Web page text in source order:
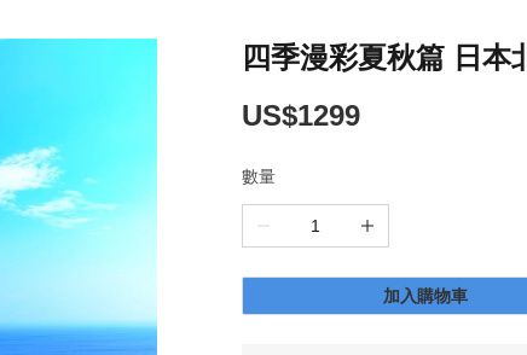
市
澳大利亞 新西蘭
惠旅全球甄選
惠旅甄選火車系列
輕旅行(美洲)
輕旅行(歐洲)
New
中文導遊河輪路線
郵輪品牌專區
國城市
品質 亞洲精選
超值 亞洲精選
品質 歐洲環線
澳大利亞 新西蘭
惠旅全球甄選
輕旅行(美洲)
輕旅行(歐洲)
中文導遊河輪路線
郵輪品牌專區
四季漫彩夏秋篇 日本
US$1299
數量
加入購物車